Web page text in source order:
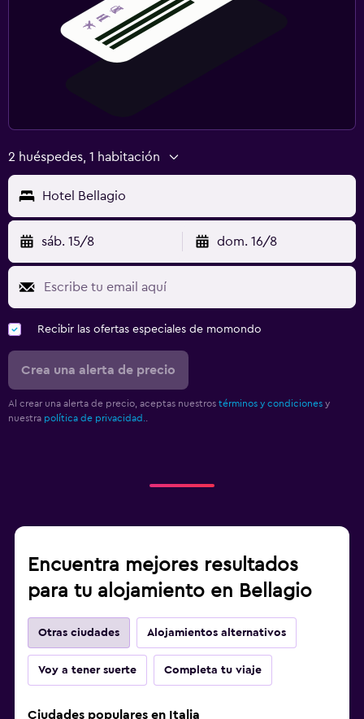
2 huéspedes, 1 habitación
Hotel Bellagio
sáb. 15/8 dom. 16/8
Recibir las ofertas especiales de momondo
Crea una alerta de precio
Al crear una alerta de precio, aceptas nuestros términos y condiciones y
nuestra política de privacidad.
Encuentra mejores resultados
para tu alojamiento en Bellagio
Otras ciudades Alojamientos alternativos
Voy a tener suerte Completa tu viaje
Ciudades populares en Italia